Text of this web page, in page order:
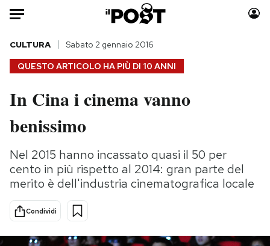
Auto
HOME
Italia
Politica
Tecnologia
Internet
Scienza
Cultura
Economia
Sport
Moda
Storie/Idee
Ok Boomer!
Media
Mondiali calcio 2026
QUESTO ARTICOLO HA PIÙ DI 10 ANNI
CULTURA Sabato 2 gennaio 2016
In Cina i cinema vanno
benissimo
Nel 2015 hanno incassato quasi il 50 per
cento in più rispetto al 2014: gran parte del
merito è dell'industria cinematografica locale
Condividi